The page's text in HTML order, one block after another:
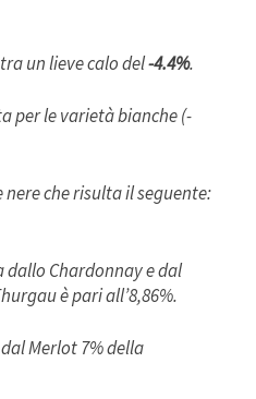
un lieve calo del-4.4%.
per le varietà bianche (-
che risulta il seguente:
Chardonnay e dal
è pari all’8,86%.
Merlot 7% della